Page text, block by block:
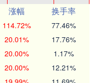
涨幅
换手率
114.72% 77.46%
20.01% 17.76%
20.00% 1.17%
20.00% 12.21%